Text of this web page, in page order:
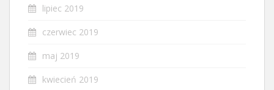
lipiec 2019
czerwiec 2019
maj 2019
kwiecień 2019